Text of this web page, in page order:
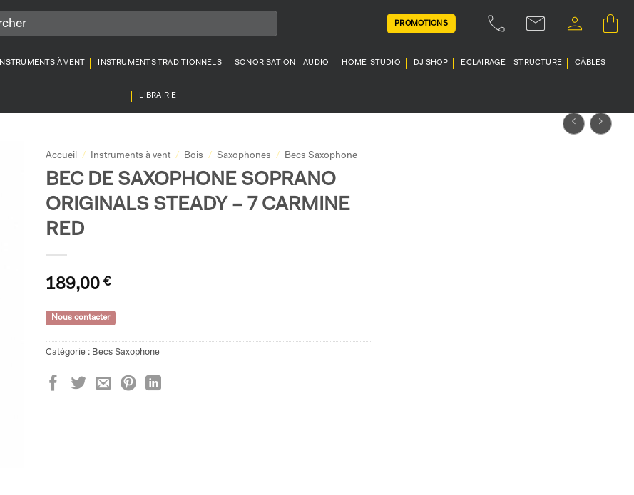
PROMOTIONS
INSTRUMENTS À VENT INSTRUMENTS TRADITIONNELS SONORISATION – AUDIO HOME-STUDIO DJ SHOP ECLAIRAGE – STRUCTURE CÂBLES
LIBRAIRIE
Accueil / Instruments à vent / Bois / Saxophones / Becs Saxophone
BEC DE SAXOPHONE SOPRANO
ORIGINALS STEADY – 7 CARMINE
RED
189,00 €
Nous contacter
Catégorie : Becs Saxophone